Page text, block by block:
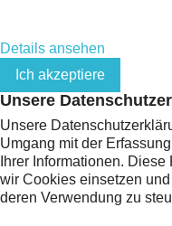
Details ansehen
Ich akzeptiere
Unsere
Unsere
Umgang mit der
Ihrer Informationen.
wir Cookies einsetzen
deren Verwendung zu